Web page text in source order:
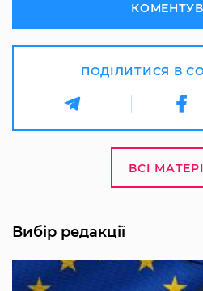
ПОДІЛИТИСЯ В
ВСІ
Вибір редакції